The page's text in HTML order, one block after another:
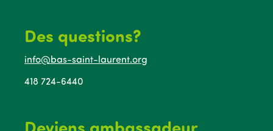
Des questions?
info@bas-saint-laurent.org
418 724-6440